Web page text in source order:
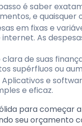
é saber
e quaisquer
em fixas e
As
clara de suas
supérfluos ou
Aplicativos e
e eficaz.
para começar
seu orçamento